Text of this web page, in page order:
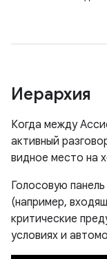
Иерархия
Когда между
активный
видное место на
Голосовую
(например,
критические
условиях и